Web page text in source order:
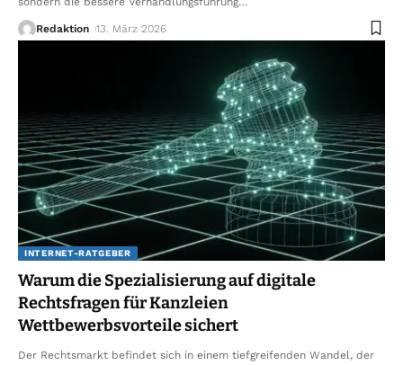
Redaktion 13. März 2026
INTERNET-RATGEBER
Warum die Spezialisierung auf digitale
Rechtsfragen für Kanzleien
Wettbewerbsvorteile sichert
Der Rechtsmarkt befindet sich in einem tiefgreifenden Wandel, der